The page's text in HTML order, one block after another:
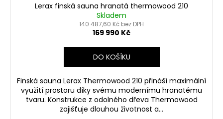
Lerax finská sauna hranatá thermowood 210
Skladem
140 487,60 Kč bez DPH
169 990 Kč
DO KOŠÍKU
Finská sauna Lerax Thermowood 210 přináší maximální
využití prostoru díky svému modernímu hranatému
tvaru. Konstrukce z odolného dřeva Thermowood
zajišťuje dlouhou životnost a...